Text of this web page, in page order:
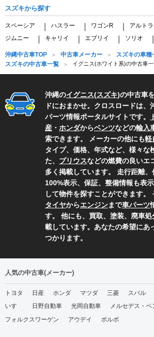
スズキから探す
スペーシア ハスラー ワゴンR アルト
ジムニー キャリイ エブリイ ソリオ
沖縄中古車TOP 中古車メーカー
スズキの車種
スズキの中古車一覧
イグニス(ホワイト系)の中古車
沖縄のイグニス(スズキ)の中古車
ドにおまかせ。クロスロードは、
パーツ情報ポータルサイトです。
産 ・ ホンダからベンツなどの輸入
索できます。 メーカーの他にも軽
タイプ、価格、年式など、様々な
た、 プリウスなどの燃費の良いエ
多く掲載しています。 走行距離
100%表示、保証、整備情報も表
して物件を探すことができます。
タイヤからエンジンまで車パーツ
す。 他にも、買取、塗装、廃車処
載しています。あなたの希望にあ
つかります。
人気の中古車(メーカー)
トヨタ 日産 ホンダ マツダ 三菱 スバル
いすゞ
日野自動車 光岡自動車 メルセデス・ベ
フォルクスワーゲン
アウデイ ボルボ